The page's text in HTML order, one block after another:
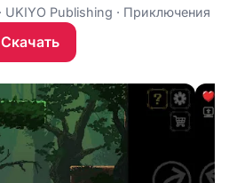
UKIYO Publishing Приключения
Скачать